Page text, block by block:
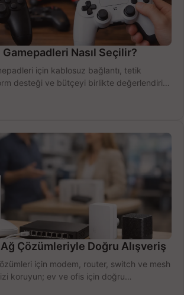
Nasıl Seçilir?
için kablosuz bağlantı, tetik
desteği ve bütçeyi birlikte değerlendirin;
Çözümleriyle Doğru Alışveriş
için modem, router, switch ve mesh
koruyun; ev ve ofis için doğru